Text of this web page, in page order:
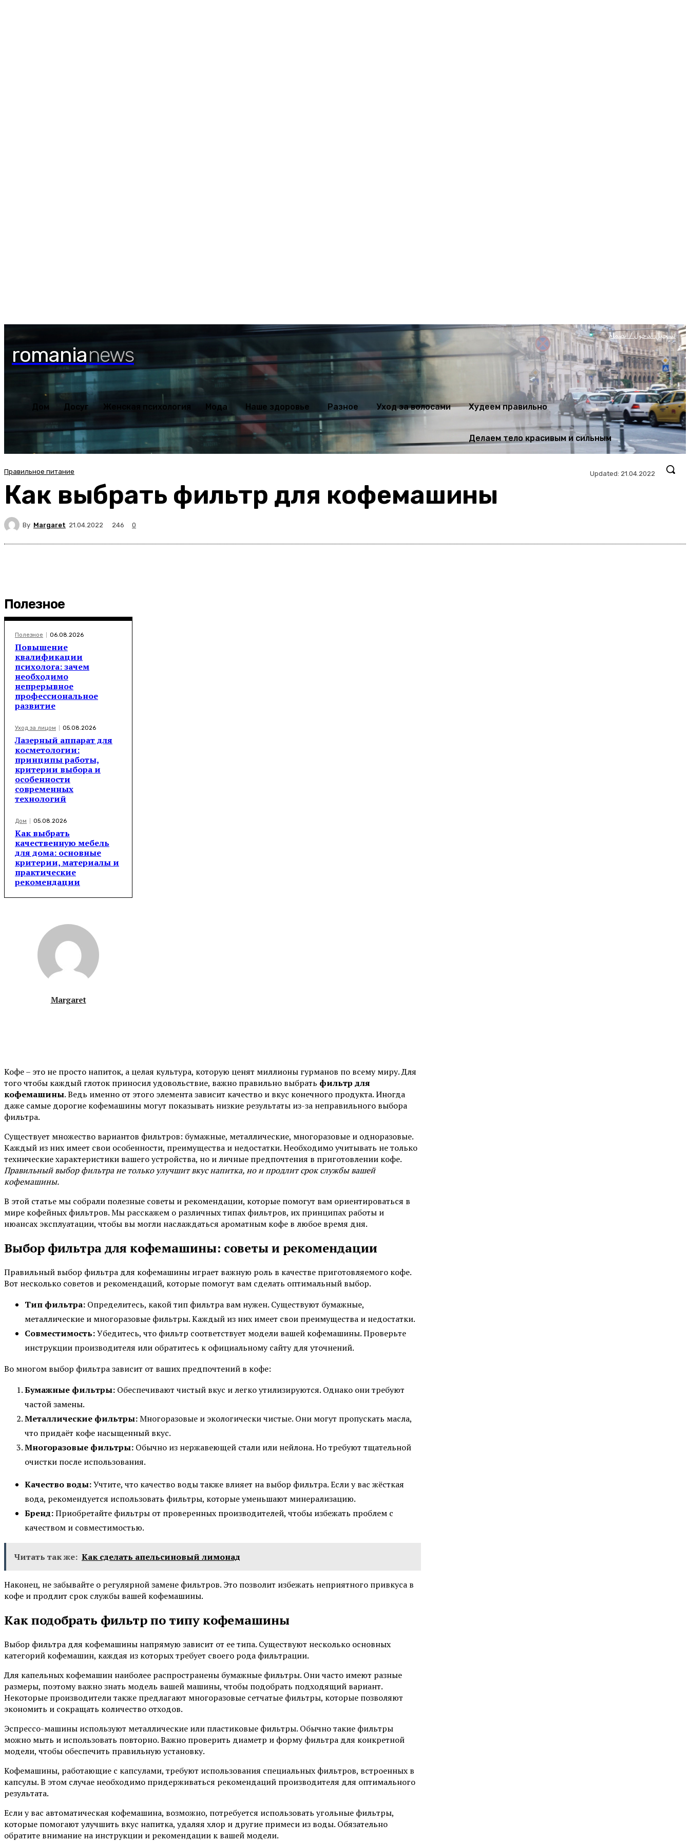
تسجيل الدخول / انضمام
romanianews
Дом Досуг Женская психология Мода Наше здоровье Разное Уход за волосами Худеем правильно
Делаем тело красивым и сильным
Правильное питание Updated: 21.04.2022
Как выбрать фильтр для кофемашины
By Margaret 21.04.2022 246 0
Полезное
Полезное 06.08.2026
Повышение
квалификации
психолога: зачем
необходимо
непрерывное
профессиональное
развитие
Уход за лицом 05.08.2026
Лазерный аппарат для
косметологии:
принципы работы,
критерии выбора и
особенности
современных
технологий
Дом 05.08.2026
Как выбрать
качественную мебель
для дома: основные
критерии, материалы и
практические
рекомендации
Margaret
Кофе – это не просто напиток, а целая культура, которую ценят миллионы гурманов по всему миру. Для
того чтобы каждый глоток приносил удовольствие, важно правильно выбрать фильтр для
кофемашины. Ведь именно от этого элемента зависит качество и вкус конечного продукта. Иногда
даже самые дорогие кофемашины могут показывать низкие результаты из-за неправильного выбора
фильтра.
Существует множество вариантов фильтров: бумажные, металлические, многоразовые и одноразовые.
Каждый из них имеет свои особенности, преимущества и недостатки. Необходимо учитывать не только
технические характеристики вашего устройства, но и личные предпочтения в приготовлении кофе.
Правильный выбор фильтра не только улучшит вкус напитка, но и продлит срок службы вашей
кофемашины.
В этой статье мы собрали полезные советы и рекомендации, которые помогут вам ориентироваться в
мире кофейных фильтров. Мы расскажем о различных типах фильтров, их принципах работы и
нюансах эксплуатации, чтобы вы могли наслаждаться ароматным кофе в любое время дня.
Выбор фильтра для кофемашины: советы и рекомендации
Правильный выбор фильтра для кофемашины играет важную роль в качестве приготовляемого кофе.
Вот несколько советов и рекомендаций, которые помогут вам сделать оптимальный выбор.
Тип фильтра: Определитесь, какой тип фильтра вам нужен. Существуют бумажные,
металлические и многоразовые фильтры. Каждый из них имеет свои преимущества и недостатки.
Совместимость:Убедитесь, что фильтр соответствует модели вашей кофемашины. Проверьте
инструкции производителя или обратитесь к официальному сайту для уточнений.
Во многом выбор фильтра зависит от ваших предпочтений в кофе:
Бумажные фильтры: Обеспечивают чистый вкус и легко утилизируются. Однако они требуют
частой замены.
Металлические фильтры:Многоразовые и экологически чистые. Они могут пропускать масла,
что придаёт кофе насыщенный вкус.
Многоразовые фильтры: Обычно из нержавеющей стали или нейлона. Но требуют тщательной
очистки после использования.
Качество воды:Учтите, что качество воды также влияет на выбор фильтра. Если у вас жёсткая
вода, рекомендуется использовать фильтры, которые уменьшают минерализацию.
Бренд:Приобретайте фильтры от проверенных производителей, чтобы избежать проблем с
качеством и совместимостью.
Читать так же: Как сделать апельсиновый лимонад
Наконец, не забывайте о регулярной замене фильтров. Это позволит избежать неприятного привкуса в
кофе и продлит срок службы вашей кофемашины.
Как подобрать фильтр по типу кофемашины
Выбор фильтра для кофемашины напрямую зависит от ее типа. Существуют несколько основных
категорий кофемашин, каждая из которых требует своего рода фильтрации.
Для капельных кофемашин наиболее распространены бумажные фильтры. Они часто имеют разные
размеры, поэтому важно знать модель вашей машины, чтобы подобрать подходящий вариант.
Некоторые производители также предлагают многоразовые сетчатые фильтры, которые позволяют
экономить и сокращать количество отходов.
Эспрессо-машины используют металлические или пластиковые фильтры. Обычно такие фильтры
можно мыть и использовать повторно. Важно проверить диаметр и форму фильтра для конкретной
модели, чтобы обеспечить правильную установку.
Кофемашины, работающие с капсулами, требуют использования специальных фильтров, встроенных в
капсулы. В этом случае необходимо придерживаться рекомендаций производителя для оптимального
результата.
Если у вас автоматическая кофемашина, возможно, потребуется использовать угольные фильтры,
которые помогают улучшить вкус напитка, удаляя хлор и другие примеси из воды. Обязательно
обратите внимание на инструкции и рекомендации к вашей модели.